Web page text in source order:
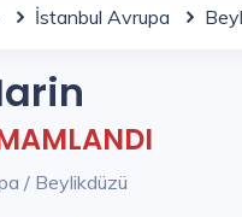
İstanbul Avrupa
/ Beylikdüzü